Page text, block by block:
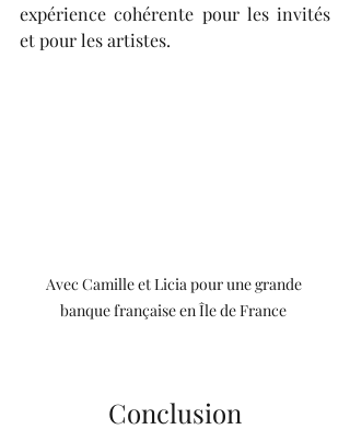
expérience cohérente pour les invités
et pour les artistes.
Avec Camille et Licia pour une grande
banque française en Île de France
Conclusion